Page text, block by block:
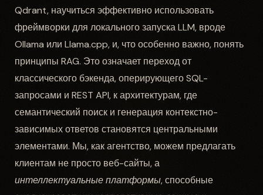
Qdrant, научиться эффективно использовать
фреймворки для локального запуска LLM, вроде
Ollama или Llama.cpp, и, что особенно важно, понять
принципы RAG. Это означает переход от
классического бэкенда, оперирующего SQL-
запросами и REST API, к архитектурам, где
семантический поиск и генерация контекстно-
зависимых ответов становятся центральными
элементами. Мы, как агентство, можем предлагать
клиентам не просто веб-сайты, а
интеллектуальные платформы, способные